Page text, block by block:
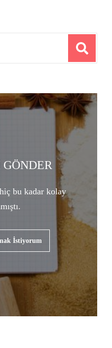
bu kadar kolay
İstiyorum